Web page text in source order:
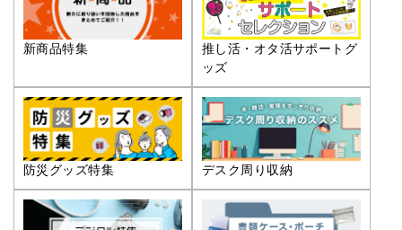
新商品特集
推し活・オタ活サポートグ
ッズ
防災グッズ特集 デスク周り収納